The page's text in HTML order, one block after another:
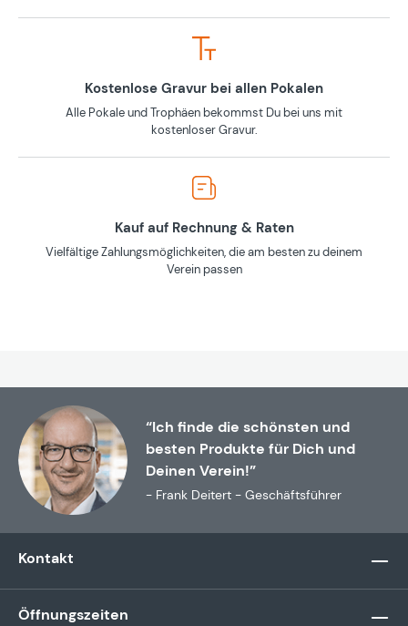
Kostenlose Gravur bei allen Pokalen
Alle Pokale und Trophäen bekommst Du bei uns mit
kostenloser Gravur.
Kauf auf Rechnung & Raten
Vielfältige Zahlungsmöglichkeiten, die am besten zu deinem
Verein passen
“Ich finde die schönsten und
besten Produkte für Dich und
Deinen Verein!”
- Frank Deitert - Geschäftsführer
Kontakt
Öffnungszeiten